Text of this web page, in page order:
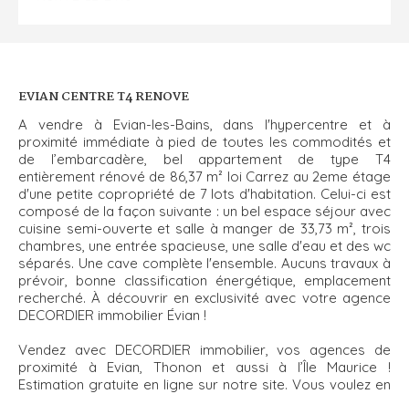
EVIAN CENTRE T4 RENOVE
A vendre à Evian-les-Bains, dans l'hypercentre et à
proximité immédiate à pied de toutes les commodités et
de l’embarcadère, bel appartement de type T4
entièrement rénové de 86,37 m² loi Carrez au 2eme étage
d'une petite copropriété de 7 lots d'habitation. Celui-ci est
composé de la façon suivante : un bel espace séjour avec
cuisine semi-ouverte et salle à manger de 33,73 m², trois
chambres, une entrée spacieuse, une salle d'eau et des wc
séparés. Une cave complète l'ensemble. Aucuns travaux à
prévoir, bonne classification énergétique, emplacement
recherché. À découvrir en exclusivité avec votre agence
DECORDIER immobilier Évian !
Vendez avec DECORDIER immobilier, vos agences de
proximité à Evian, Thonon et aussi à l’Île Maurice !
Estimation gratuite en ligne sur notre site. Vous voulez en